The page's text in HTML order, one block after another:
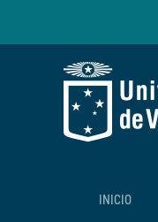
Skip to main content
INICIO